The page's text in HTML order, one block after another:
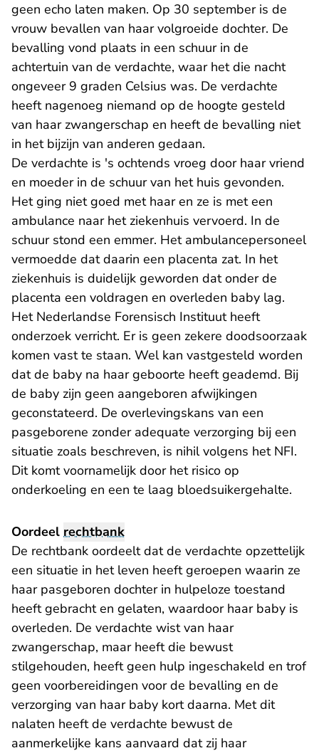
geen echo laten maken. Op 30 september is de
vrouw bevallen van haar volgroeide dochter. De
bevalling vond plaats in een schuur in de
achtertuin van de verdachte, waar het die nacht
ongeveer 9 graden Celsius was. De verdachte
heeft nagenoeg niemand op de hoogte gesteld
van haar zwangerschap en heeft de bevalling niet
in het bijzijn van anderen gedaan.
De verdachte is 's ochtends vroeg door haar vriend
en moeder in de schuur van het huis gevonden.
Het ging niet goed met haar en ze is met een
ambulance naar het ziekenhuis vervoerd. In de
schuur stond een emmer. Het ambulancepersoneel
vermoedde dat daarin een placenta zat. In het
ziekenhuis is duidelijk geworden dat onder de
placenta een voldragen en overleden baby lag.
Het Nederlandse Forensisch Instituut heeft
onderzoek verricht. Er is geen zekere doodsoorzaak
komen vast te staan. Wel kan vastgesteld worden
dat de baby na haar geboorte heeft geademd. Bij
de baby zijn geen aangeboren afwijkingen
geconstateerd. De overlevingskans van een
pasgeborene zonder adequate verzorging bij een
situatie zoals beschreven, is nihil volgens het NFI.
Dit komt voornamelijk door het risico op
onderkoeling en een te laag bloedsuikergehalte.
Oordeel rechtbank
De rechtbank oordeelt dat de verdachte opzettelijk
een situatie in het leven heeft geroepen waarin ze
haar pasgeboren dochter in hulpeloze toestand
heeft gebracht en gelaten, waardoor haar baby is
overleden. De verdachte wist van haar
zwangerschap, maar heeft die bewust
stilgehouden, heeft geen hulp ingeschakeld en trof
geen voorbereidingen voor de bevalling en de
verzorging van haar baby kort daarna. Met dit
nalaten heeft de verdachte bewust de
aanmerkelijke kans aanvaard dat zij haar